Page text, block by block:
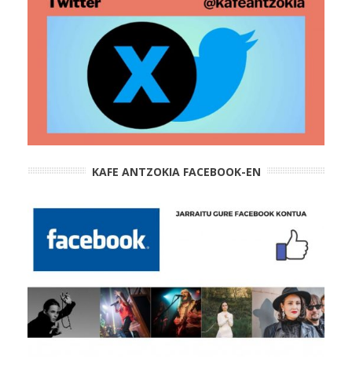
KAFE ANTZOKIA FACEBOOK-EN